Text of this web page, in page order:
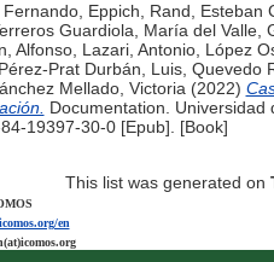
, Eppich, Rand, Esteban
Guardiola, María del Valle,
Alfonso, Lazari, Antonio, López
Pérez-Prat Durbán, Luis, Quevedo
Mellado, Victoria(2022)
Documentation. Universidad
19397-30-0 [Epub]. [Book]
This list was generated on
en